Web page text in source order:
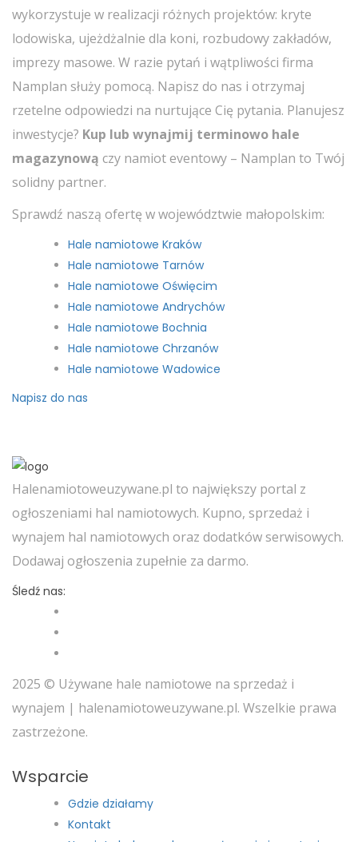
wykorzystuje w realizacji różnych projektów: kryte
lodowiska, ujeżdżalnie dla koni, rozbudowy zakładów,
imprezy masowe. W razie pytań i wątpliwości firma
Namplan służy pomocą. Napisz do nas i otrzymaj
rzetelne odpowiedzi na nurtujące Cię pytania. Planujesz
inwestycje? Kup lub wynajmij terminowo hale
magazynową czy namiot eventowy – Namplan to Twój
solidny partner.
Sprawdź naszą ofertę w województwie małopolskim:
Hale namiotowe Kraków
Hale namiotowe Tarnów
Hale namiotowe Oświęcim
Hale namiotowe Andrychów
Hale namiotowe Bochnia
Hale namiotowe Chrzanów
Hale namiotowe Wadowice
Napisz do nas
Halenamiotoweuzywane.pl to największy portal z
ogłoszeniami hal namiotowych. Kupno, sprzedaż i
wynajem hal namiotowych oraz dodatków serwisowych.
Dodawaj ogłoszenia zupełnie za darmo.
Śledź nas:
2025 © Używane hale namiotowe na sprzedaż i
wynajem | halenamiotoweuzywane.pl. Wszelkie prawa
zastrzeżone.
Wsparcie
Gdzie działamy
Kontakt